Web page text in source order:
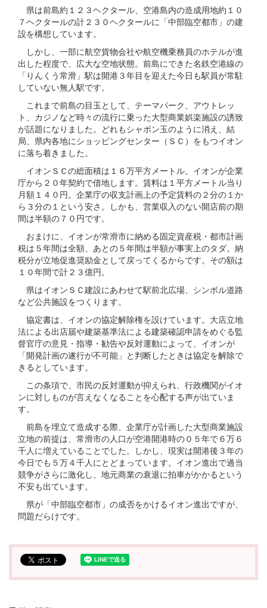
県は前島約１２３ヘクタール、空港島内の造成用地約１０
７ヘクタールの計２３０ヘクタールに「中部臨空都市」の建
設を構想しています。
しかし、一部に航空貨物会社や航空機乗務員のホテルが進
出した程度で、広大な空地状態。前島にできた名鉄空港線の
「りんくう常滑」駅は開港３年目を迎えた今日も駅員が常駐
していない無人駅です。
これまで前島の目玉として、テーマパーク、アウトレッ
ト、カジノなど時々の流行に乗った大型商業娯楽施設の誘致
が話題になりました。どれもシャボン玉のように消え、結
局、県内各地にショッピングセンター（ＳＣ）をもつイオン
に落ち着きました。
イオンＳＣの総面積は１６万平方メートル。イオンが企業
庁から２０年契約で借地します。賃料は１平方メートル当り
月額１４０円。企業庁の収支計画上の予定賃料の２分の１か
ら３分の１という安さ。しかも、営業収入のない開店前の期
間は半額の７０円です。
おまけに、イオンが常滑市に納める固定資産税・都市計画
税は５年間は全額、あとの５年間は半額が事実上のタダ。納
税分が立地促進奨励金として戻ってくるからです。その額は
１０年間で計２３億円。
県はイオンＳＣ建設にあわせて駅前北広場、シンボル道路
など公共施設をつくります。
協定書は、イオンの協定解除権を設けています。大店立地
法による出店届や建築基準法による建築確認申請をめぐる監
督官庁の意見・指導・勧告や反対運動によって、イオンが
「開発計画の遂行が不可能」と判断したときは協定を解除で
きるとしています。
この条項で、市民の反対運動が抑えられ、行政機関がイオ
ンに対しものが言えなくなることを心配する声が出ていま
す。
前島を埋立て造成する際、企業庁が計画した大型商業施設
立地の前提は、常滑市の人口が空港開港時の０５年で６万６
千人に増えていることでした。しかし、現実は開港後３年の
今日でも５万４千人にとどまっています。イオン進出で過当
競争がさらに激化し、地元商業の衰退に拍車がかかるという
不安も出ています。
県が「中部臨空都市」の成否をかけるイオン進出ですが、
問題だらけです。